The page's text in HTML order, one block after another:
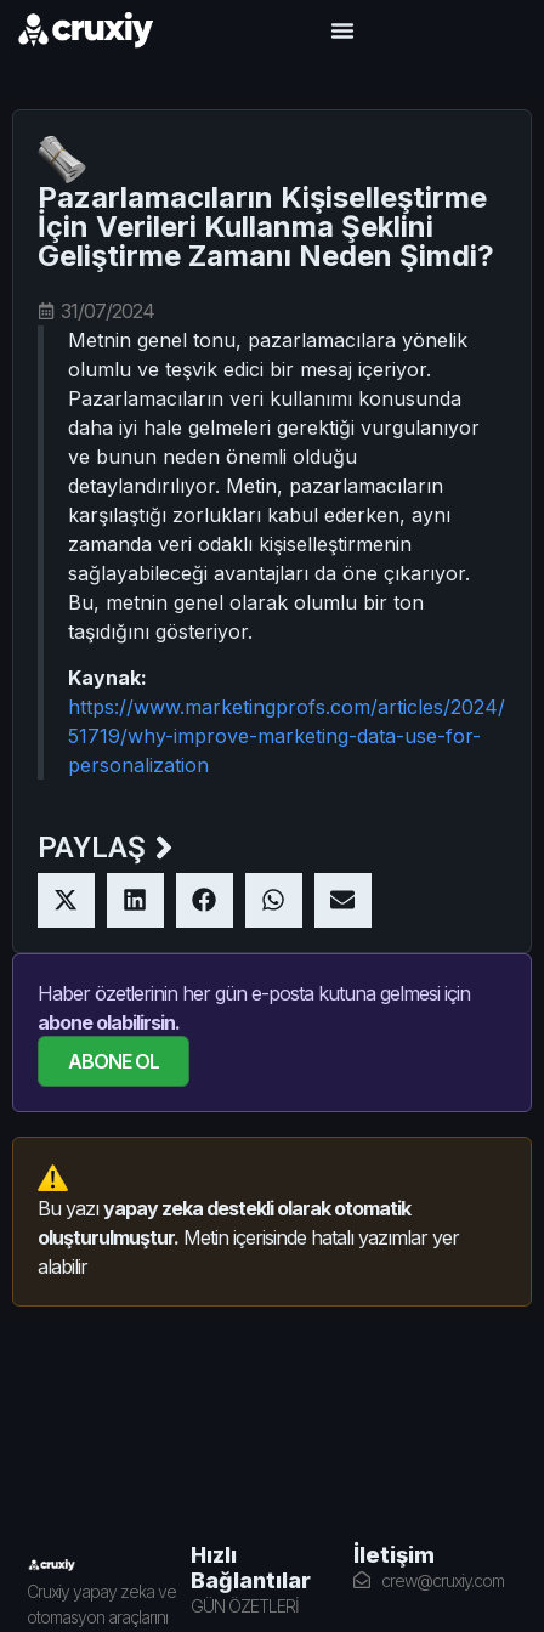
Pazarlamacıların Kişiselleştirme
İçin Verileri Kullanma Şeklini
Geliştirme Zamanı Neden Şimdi?
31/07/2024
Metnin genel tonu, pazarlamacılara yönelik
olumlu ve teşvik edici bir mesaj içeriyor.
Pazarlamacıların veri kullanımı konusunda
daha iyi hale gelmeleri gerektiği vurgulanıyor
ve bunun neden önemli olduğu
detaylandırılıyor. Metin, pazarlamacıların
karşılaştığı zorlukları kabul ederken, aynı
zamanda veri odaklı kişiselleştirmenin
sağlayabileceği avantajları da öne çıkarıyor.
Bu, metnin genel olarak olumlu bir ton
taşıdığını gösteriyor.
Kaynak:
https://www.marketingprofs.com/articles/2024/
51719/why-improve-marketing-data-use-for-
personalization
PAYLAŞ
Haber özetlerinin her gün e-posta kutuna gelmesi için
abone olabilirsin.
ABONE OL
Bu yazıyapay zeka destekli olarak otomatik
oluşturulmuştur. Metin içerisinde hatalı yazımlar yer
alabilir
Cruxiy yapay zeka ve
otomasyon araçlarını
Hızlı
Bağlantılar
GÜN ÖZETLERİ
İletişim
crew@cruxiy.com